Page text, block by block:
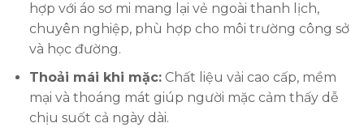
hợp với áo sơ mi mang lại vẻ ngoài thanh lịch,
chuyên nghiệp, phù hợp cho môi trường công sở
và học đường.
Thoải mái khi mặc:Chất liệu vải cao cấp, mềm
mại và thoáng mát giúp người mặc cảm thấy dễ
chịu suốt cả ngày dài.